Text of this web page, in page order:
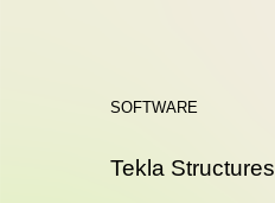
SOFTWARE
Tekla Structures